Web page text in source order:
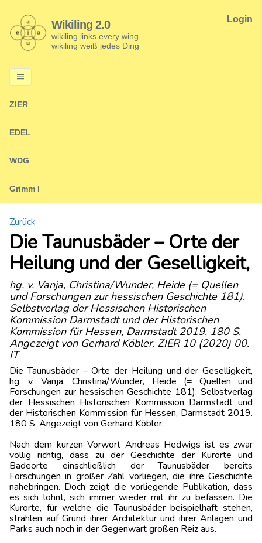
Wikiling 2.0
wikiling links every wing
wikiling weiß jedes Ding
Login
ZIER
EDEL
WDG
Grimm I
Zurück
Die Taunusbäder – Orte der
Heilung und der Geselligkeit,
hg. v. Vanja, Christina/Wunder, Heide (= Quellen
und Forschungen zur hessischen Geschichte 181).
Selbstverlag der Hessischen Historischen
Kommission Darmstadt und der Historischen
Kommission für Hessen, Darmstadt 2019. 180 S.
Angezeigt von Gerhard Köbler. ZIER 10 (2020) 00.
IT
Die Taunusbäder – Orte der Heilung und der Geselligkeit,
hg. v. Vanja, Christina/Wunder, Heide (= Quellen und
Forschungen zur hessischen Geschichte 181). Selbstverlag
der Hessischen Historischen Kommission Darmstadt und
der Historischen Kommission für Hessen, Darmstadt 2019.
180 S. Angezeigt von Gerhard Köbler.
Nach dem kurzen Vorwort Andreas Hedwigs ist es zwar
völlig richtig, dass zu der Geschichte der Kurorte und
Badeorte einschließlich der Taunusbäder bereits
Forschungen in großer Zahl vorliegen, die ihre Geschichte
nahebringen. Doch zeigt die vorliegende Publikation, dass
es sich lohnt, sich immer wieder mit ihr zu befassen. Die
Kurorte, für welche die Taunusbäder beispielhaft stehen,
strahlen auf Grund ihrer Architektur und ihrer Anlagen und
Parks auch noch in der Gegenwart großen Reiz aus.